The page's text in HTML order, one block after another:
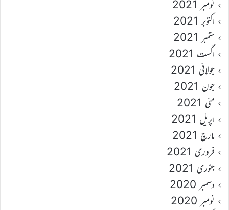
نومبر 2021
اکتوبر 2021
ستمبر 2021
اگست 2021
جولائی 2021
جون 2021
مئی 2021
اپریل 2021
مارچ 2021
فروری 2021
جنوری 2021
دسمبر 2020
نومبر 2020